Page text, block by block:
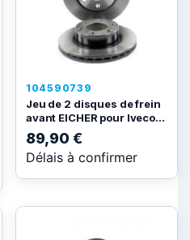
104590739
Jeu de 2 disques de frein
avant EICHER pour Iveco...
89,90 €
Délais à confirmer